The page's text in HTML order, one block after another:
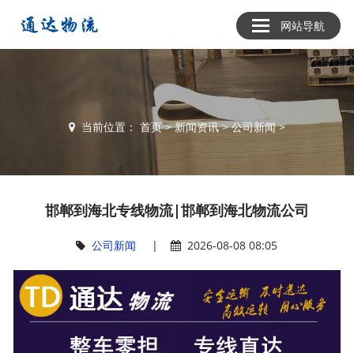
网站导航
当前位置： 首页>新闻资讯>公司新闻>
邯郸到海北专线物流|邯郸到海北物流公司
公司新闻 | 2026-08-08 08:05